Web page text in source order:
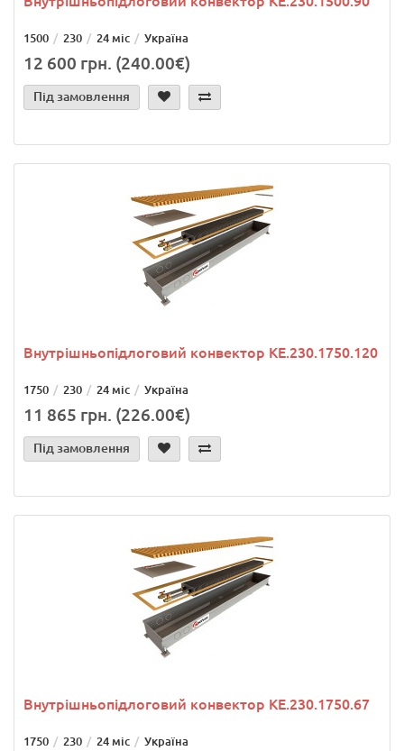
1500 230 24 міс Україна
12 600 грн. (240.00€)
Під замовлення
Внутрішньопідлоговий конвектор KE.230.1750.120
1750 230 24 міс Україна
11 865 грн. (226.00€)
Під замовлення
Внутрішньопідлоговий конвектор KE.230.1750.67
1750 230 24 міс Україна